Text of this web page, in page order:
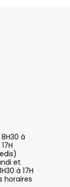
à
et
à 17H
horaires